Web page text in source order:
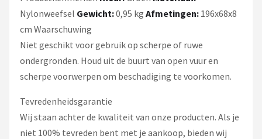
Nylonweefsel Gewicht:0,95 kg Afmetingen: 196x68x8
cm Waarschuwing
Niet geschikt voor gebruik op scherpe of ruwe
ondergronden. Houd uit de buurt van open vuur en
scherpe voorwerpen om beschadiging te voorkomen.
Tevredenheidsgarantie
Wij staan achter de kwaliteit van onze producten. Als je
niet 100% tevreden bent met je aankoop, bieden wij